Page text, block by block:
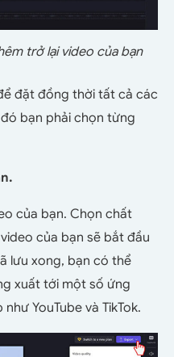
trở lại video của bạn
đặt đồng thời tất cả các
đó bạn phải chọn từng
của bạn. Chọn chất
của bạn sẽ bắt đầu
lưu xong, bạn có thể
xuất tới một số ứng
YouTube và TikTok.